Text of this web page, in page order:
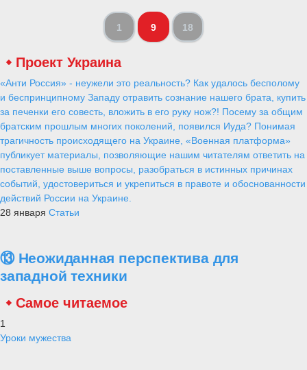
1 9 18
Проект Украина
«Анти Россия» - неужели это реальность? Как удалось бесполому
и беспринципному Западу отравить сознание нашего брата, купить
за печенки его совесть, вложить в его руку нож?! Посему за общим
братским прошлым многих поколений, появился Иуда? Понимая
трагичность происходящего на Украине, «Военная платформа»
публикует материалы, позволяющие нашим читателям ответить на
поставленные выше вопросы, разобраться в истинных причинах
событий, удостовериться и укрепиться в правоте и обоснованности
действий России на Украине.
28 января Статьи
⑬ Неожиданная перспектива для
западной техники
Самое читаемое
1
Уроки мужества